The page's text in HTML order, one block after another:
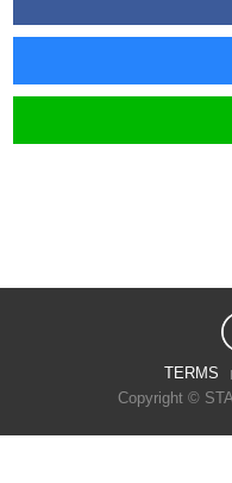
TERMS
Copyright ©